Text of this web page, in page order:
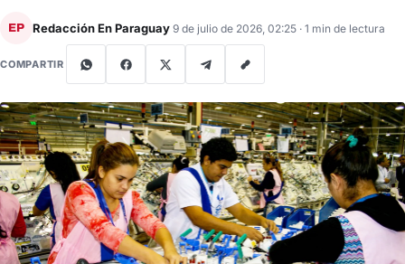
EP Redacción En Paraguay 9 de julio de 2026, 02:25 · 1 min de lectura
COMPARTIR